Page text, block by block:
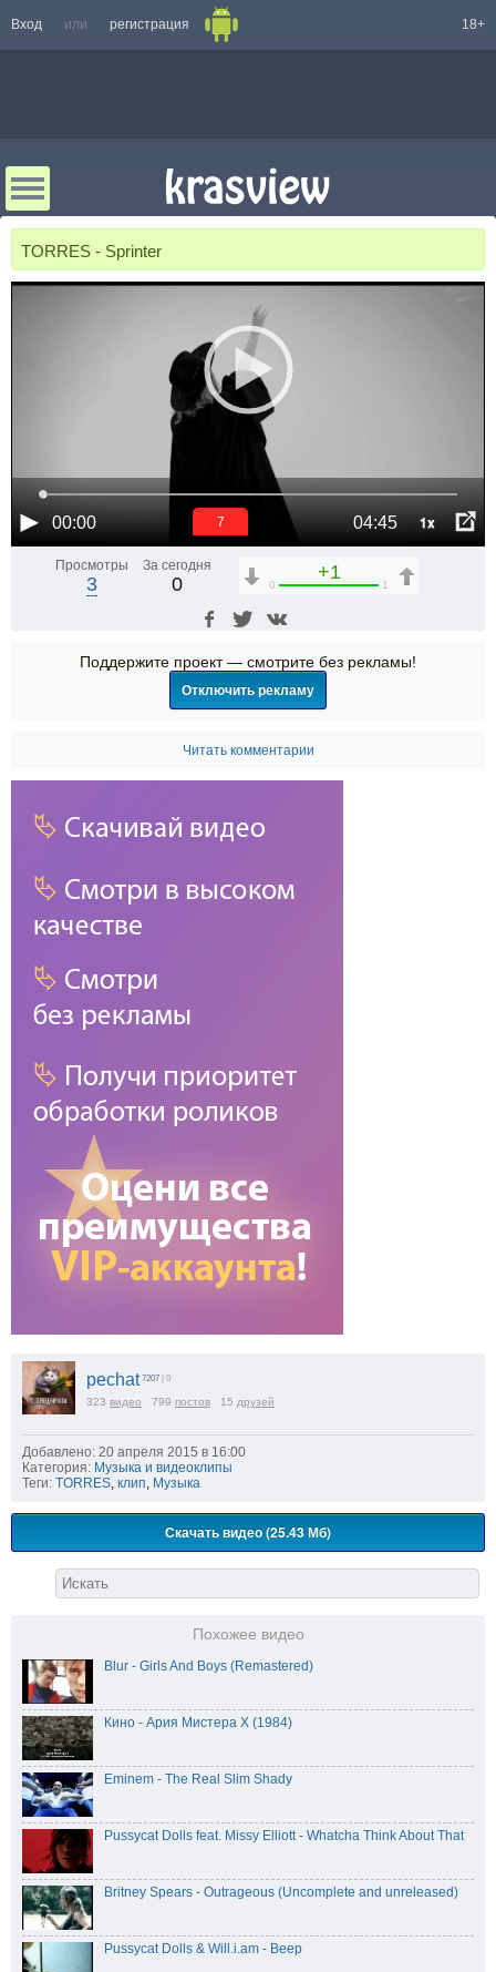
Вход или регистрация 18+
TORRES - Sprinter
00:00 04:45 1x
6
Просмотры
3
За сегодня
0
+1
0 1
Поддержите проект — смотрите без рекламы!
Отключить рекламу
Читать комментарии
pechat 7207 | 0
323 видео 799 постов 15 друзей
Добавлено: 20 апреля 2015 в 16:00
Категория: Музыка и видеоклипы
Теги: TORRES, клип, Музыка
Скачать видео (25.43 Мб)
Похожее видео
Blur - Girls And Boys (Remastered)
Кино - Ария Мистера Х (1984)
Eminem - The Real Slim Shady
Pussycat Dolls feat. Missy Elliott - Whatcha Think About That
Britney Spears - Outrageous (Uncomplete and unreleased)
Pussycat Dolls & Will.i.am - Beep